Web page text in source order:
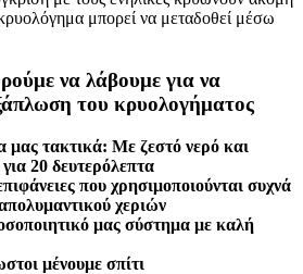
μπορεί να μεταδοθεί μέσω
να λάβουμε για να
του κρυολογήματος
μας τακτικά: Με ζεστό νερό και
20 δευτερόλεπτα
που χρησιμοποιούνται συχνά
χεριών
μας σύστημα με καλή
μένουμε σπίτι